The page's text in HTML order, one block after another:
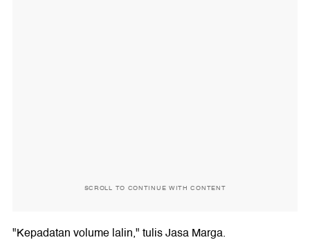
SCROLL TO CONTINUE WITH CONTENT
"Kepadatan volume lalin," tulis Jasa Marga.